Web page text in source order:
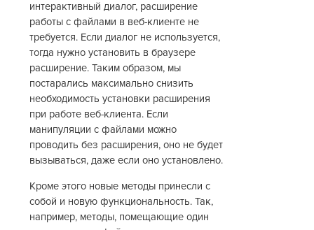
интерактивный диалог, расширение
работы с файлами в веб-клиенте не
требуется. Если диалог не используется,
тогда нужно установить в браузере
расширение. Таким образом, мы
постарались максимально снизить
необходимость установки расширения
при работе веб-клиента. Если
манипуляции с файлами можно
проводить без расширения, оно не будет
вызываться, даже если оно установлено.
Кроме этого новые методы принесли с
собой и новую функциональность. Так,
например, методы, помещающие один